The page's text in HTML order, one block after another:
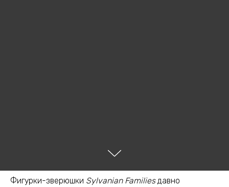
Фигурки-зверюшки Sylvanian Familiesдавно